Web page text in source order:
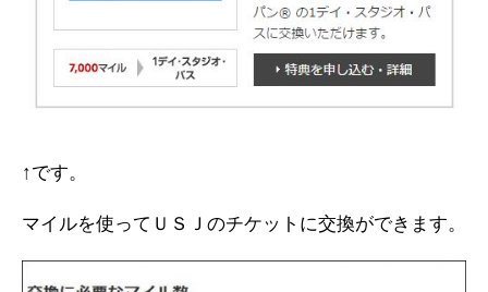
↑です。
マイルを使ってＵＳＪのチケットに交換ができます。